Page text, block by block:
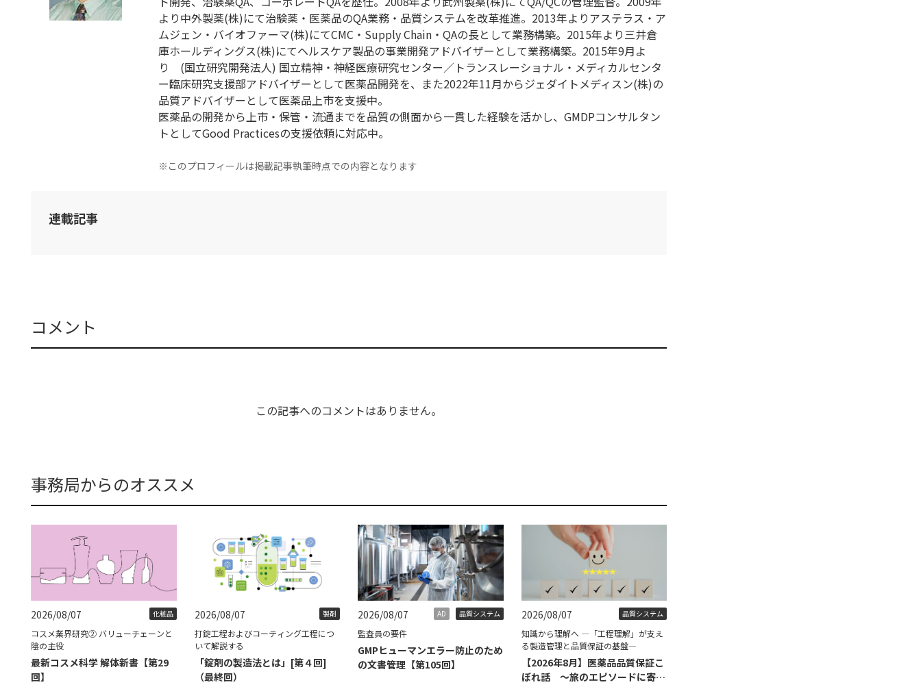
より中外製薬(株)にて治験薬・医薬品のQA業務・品質システムを改革推進。2013年よりアステラス・ア
ムジェン・バイオファーマ(株)にてCMC・Supply Chain・QAの長として業務構築。2015年より三井倉
庫ホールディングス(株)にてヘルスケア製品の事業開発アドバイザーとして業務構築。2015年9月よ
り (国立研究開発法人) 国立精神・神経医療研究センター／トランスレーショナル・メディカルセンタ
ー臨床研究支援部アドバイザーとして医薬品開発を、また2022年11月からジェダイトメディスン(株)の
品質アドバイザーとして医薬品上市を支援中。
医薬品の開発から上市・保管・流通までを品質の側面から一貫した経験を活かし、GMDPコンサルタン
トとしてGood Practicesの支援依頼に対応中。
※このプロフィールは掲載記事執筆時点での内容となります
連載記事
コメント
この記事へのコメントはありません。
事務局からのオススメ
2026/08/07 化粧品
コスメ業界研究② バリューチェーンと
陰の主役
最新コスメ科学 解体新書【第29
回】
2026/08/07 製剤
打錠工程およびコーティング工程につ
いて解説する
「錠剤の製造法とは」[第４回]
（最終回）
2026/08/07 AD 品質システム
監査員の要件
GMPヒューマンエラー防止のため
の文書管理【第105回】
2026/08/07 品質システム
知識から理解へ ―「工程理解」が支え
る製造管理と品質保証の基盤―
【2026年8月】医薬品品質保証こ
ぼれ話 ～旅のエピソードに寄せ